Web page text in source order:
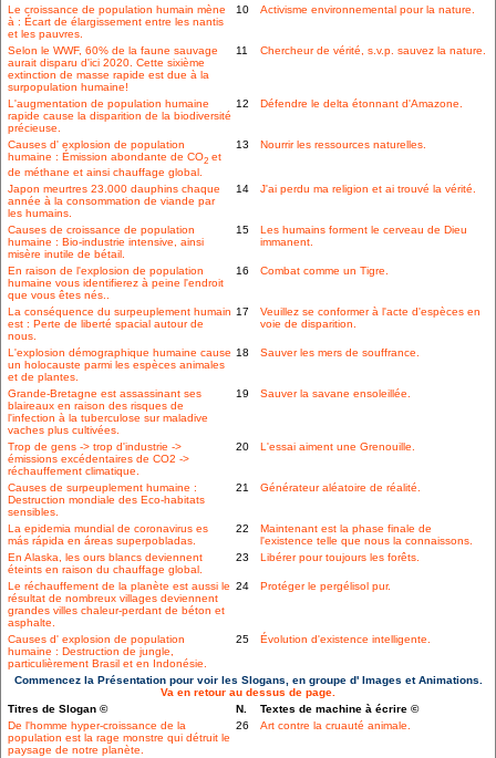
Le croissance de population humain mène
à : Écart de élargissement entre les nantis
et les pauvres.
10 Activisme environnemental pour la nature.
Selon le WWF, 60% de la faune sauvage
aurait disparu d'ici 2020. Cette sixième
extinction de masse rapide est due à la
surpopulation humaine!
11 Chercheur de vérité, s.v.p. sauvez la nature.
L'augmentation de population humaine
rapide cause la disparition de la biodiversité
précieuse.
12 Défendre le delta étonnant d'Amazone.
Causes d' explosion de population
humaine : Émission abondante de CO2 et
de méthane et ainsi chauffage global.
13 Nourrir les ressources naturelles.
Japon meurtres 23.000 dauphins chaque
année à la consommation de viande par
les humains.
14 J'ai perdu ma religion et ai trouvé la vérité.
Causes de croissance de population
humaine : Bio-industrie intensive, ainsi
misère inutile de bétail.
15
Les humains forment le cerveau de Dieu
immanent.
En raison de l'explosion de population
humaine vous identifierez à peine l'endroit
que vous êtes nés..
16 Combat comme un Tigre.
La conséquence du surpeuplement humain
est : Perte de liberté spacial autour de
nous.
17
Veuillez se conformer à l'acte d'espèces en
voie de disparition.
L'explosion démographique humaine cause
un holocauste parmi les espèces animales
et de plantes.
18 Sauver les mers de souffrance.
Grande-Bretagne est assassinant ses
blaireaux en raison des risques de
l'infection à la tuberculose sur maladive
vaches plus cultivées.
19 Sauver la savane ensoleillée.
Trop de gens -> trop d'industrie ->
émissions excédentaires de CO2 ->
réchauffement climatique.
20 L'essai aiment une Grenouille.
Causes de surpeuplement humaine :
Destruction mondiale des Eco-habitats
sensibles.
21 Générateur aléatoire de réalité.
La epidemia mundial de coronavirus es
más rápida en áreas superpobladas.
22
Maintenant est la phase finale de
l'existence telle que nous la connaissons.
En Alaska, les ours blancs deviennent
éteints en raison du chauffage global.
23 Libérer pour toujours les forêts.
Le réchauffement de la planète est aussi le
résultat de nombreux villages deviennent
grandes villes chaleur-perdant de béton et
asphalte.
24 Protéger le pergélisol pur.
Causes d' explosion de population
humaine : Destruction de jungle,
particulièrement Brasil et en Indonésie.
25 Évolution d'existence intelligente.
Commencez la Présentation pour voir les Slogans, en groupe d' Images et Animations.
Va en retour au dessus de page.
Titres de Slogan ©
N.
Textes de machine à écrire ©
De l'homme hyper-croissance de la
population est la rage monstre qui détruit le
paysage de notre planète.
26 Art contre la cruauté animale.